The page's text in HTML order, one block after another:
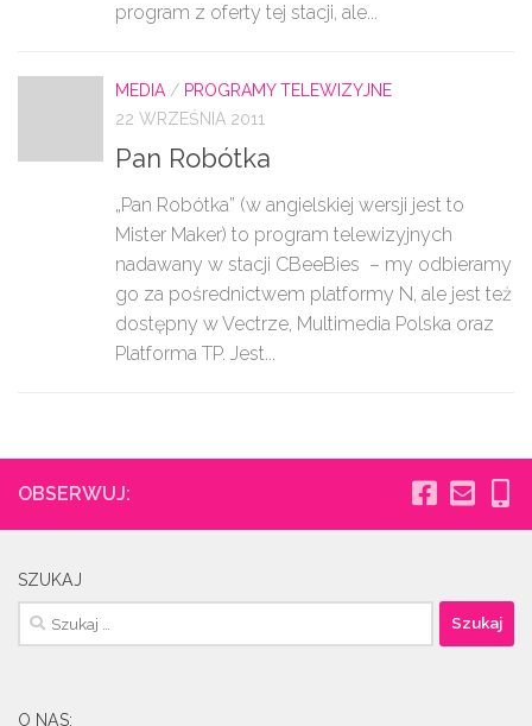
program z oferty tej stacji, ale...
MEDIA/ PROGRAMY TELEWIZYJNE
22 WRZEŚNIA 2011
Pan Robótka
„Pan Robótka” (w angielskiej wersji jest to
Mister Maker) to program telewizyjnych
nadawany w stacji CBeeBies – my odbieramy
go za pośrednictwem platformy N, ale jest też
dostępny w Vectrze, Multimedia Polska oraz
Platforma TP. Jest...
OBSERWUJ:
SZUKAJ
Szukaj:
O NAS: